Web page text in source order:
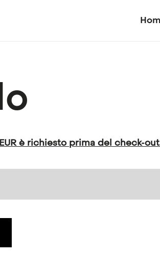
è richiesto prima del check-